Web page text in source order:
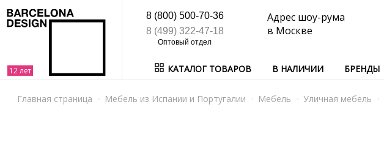
8 (800) 500-70-36
8 (499) 322-47-18
Адрес шоу-рума
в Москве
КАТАЛОГ ТОВАРОВ В НАЛИЧИИ БРЕНДЫ
Главная страница Мебель из Испании и Португалии Мебель Уличная мебель